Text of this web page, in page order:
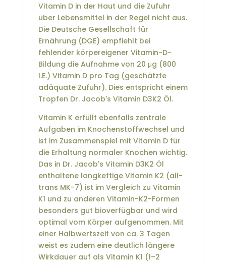
Vitamin D in der Haut und die Zufuhr
über Lebensmittel in der Regel nicht aus.
Die Deutsche Gesellschaft für
Ernährung (DGE) empfiehlt bei
fehlender körpereigener Vitamin-D-
Bildung die Aufnahme von 20 μg (800
I.E.) Vitamin D pro Tag (geschätzte
adäquate Zufuhr). Dies entspricht einem
Tropfen Dr. Jacob's Vitamin D3K2 Öl.
Vitamin K erfüllt ebenfalls zentrale
Aufgaben im Knochenstoffwechsel und
ist im Zusammenspiel mit Vitamin D für
die Erhaltung normaler Knochen wichtig.
Das in Dr. Jacob's Vitamin D3K2 Öl
enthaltene langkettige Vitamin K2 (all-
trans MK-7) ist im Vergleich zu Vitamin
K1 und zu anderen Vitamin-K2-Formen
besonders gut bioverfügbar und wird
optimal vom Körper aufgenommen. Mit
einer Halbwertszeit von ca. 3 Tagen
weist es zudem eine deutlich längere
Wirkdauer auf als Vitamin K1 (1–2